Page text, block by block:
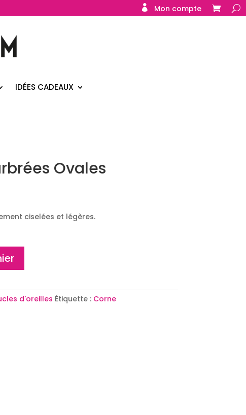
Mon compte
IDÉES CADEAUX
Ovales
ciselées et légères.
d'oreilles Étiquette : Corne